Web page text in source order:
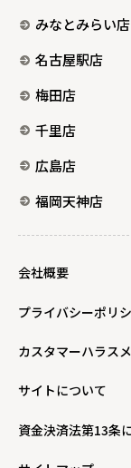
みなとみらい店
名古屋駅店
梅田店
千里店
広島店
福岡天神店
会社概要
プライバシーポリ
カスタマーハラス
サイトについて
資金決済法第13条